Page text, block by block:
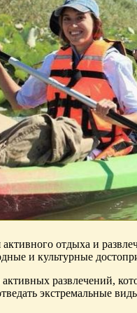
отдыха и
и культурные
развлечений,
экстремальные